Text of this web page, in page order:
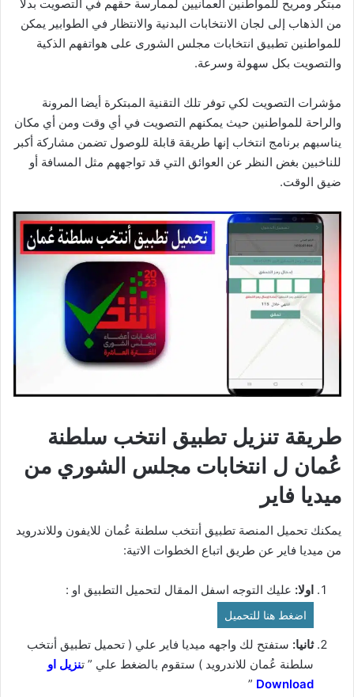
مبتكر ومريح للمواطنين العمانيين لممارسة حقهم في التصويت بدلا
من الذهاب إلى لجان الانتخابات البدنية والانتظار في الطوابير يمكن
للمواطنين تطبيق انتخابات مجلس الشورى على هواتفهم الذكية
والتصويت بكل سهولة وسرعة.
مؤشرات التصويت لكي توفر تلك التقنية المبتكرة أيضا المرونة
والراحة للمواطنين حيث يمكنهم التصويت في أي وقت ومن أي مكان
يناسبهم برنامج انتخاب إنها طريقة قابلة للوصول تضمن مشاركة أكبر
للناخبين بغض النظر عن العوائق التي قد تواجههم مثل المسافة أو
ضيق الوقت.
طريقة تنزيل تطبيق انتخب سلطنة
عُمان ل انتخابات مجلس الشوري من
ميديا فاير
يمكنك تحميل المنصة تطبيق أنتخب سلطنة عُمان للايفون وللاندرويد
من ميديا فاير عن طريق اتباع الخطوات الاتية:
اولا: عليك التوجه اسفل المقال لتحميل التطبيق او :
اضغط هنا للتحميل
ثانيا: ستفتح لك واجهه ميديا فاير علي ( تحميل تطبيق أنتخب
سلطنة عُمان للاندرويد ) ستقوم بالضغط علي ” تنزيل او
Download
”